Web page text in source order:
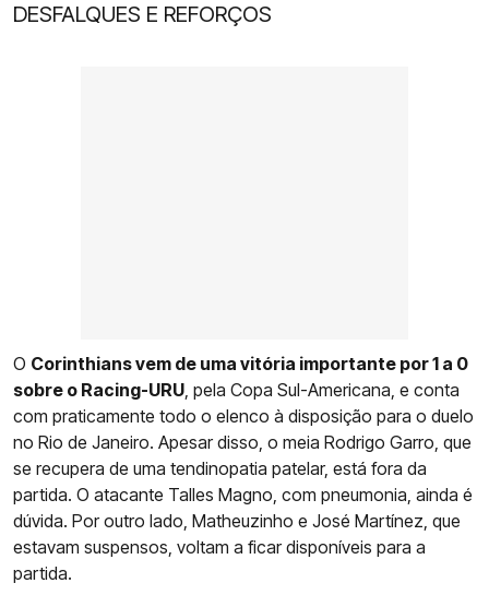
DESFALQUES E REFORÇOS
O Corinthians vem de uma vitória importante por 1 a 0
sobre o Racing-URU, pela Copa Sul-Americana, e conta
com praticamente todo o elenco à disposição para o duelo
no Rio de Janeiro. Apesar disso, o meia Rodrigo Garro, que
se recupera de uma tendinopatia patelar, está fora da
partida. O atacante Talles Magno, com pneumonia, ainda é
dúvida. Por outro lado, Matheuzinho e José Martínez, que
estavam suspensos, voltam a ficar disponíveis para a
partida.